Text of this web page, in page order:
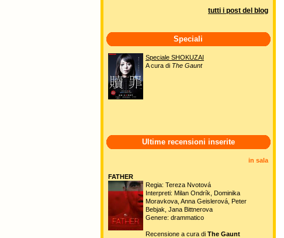
tutti i post del blog
Speciali
Speciale SHOKUZAI
A cura di The Gaunt
Ultime recensioni inserite
in sala
FATHER
Regia: Tereza Nvotová
Interpreti: Milan Ondrík, Dominika
Moravkova, Anna Geislerová, Peter
Bebjak, Jana Bittnerova
Genere: drammatico
Recensione a cura di The Gaunt